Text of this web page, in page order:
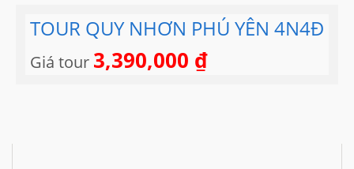
TOUR QUY NHƠN PHÚ YÊN 4N4Đ
Giá tour 3,390,000 ₫